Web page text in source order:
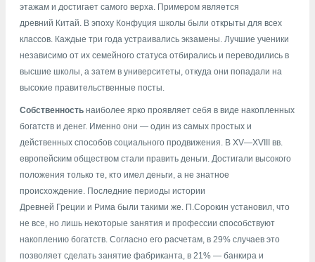
этажам и достигает самого верха. Примером является
древний Китай. В эпоху Конфуция школы были открыты для всех
классов. Каждые три года устраивались экзамены. Лучшие ученики
независимо от их семейного статуса отбирались и переводились в
высшие школы, а затем в университеты, откуда они попадали на
высокие правительственные посты.
Собственность наиболее ярко проявляет себя в виде накопленных
богатств и денег. Именно они — один из самых простых и
действенных способов социального продвижения. В XV—XVIII вв.
европейским обществом стали править деньги. Достигали высокого
положения только те, кто имел деньги, а не знатное
происхождение. Последние периоды истории
Древней Греции и Рима были такими же. П.Сорокин установил, что
не все, но лишь некоторые занятия и профессии способствуют
накоплению богатств. Согласно его расчетам, в 29% случаев это
позволяет сделать занятие фабриканта, в 21% — банкира и